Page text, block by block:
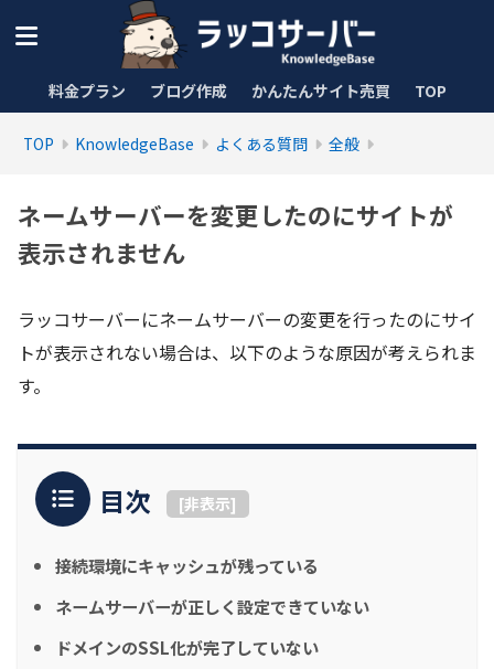
料金プラン ブログ作成 かんたんサイト売買 TOP
TOP KnowledgeBase よくある質問 全般
ネームサーバーを変更したのにサイトが
表示されません
ラッコサーバーにネームサーバーの変更を行ったのにサイ
トが表示されない場合は、以下のような原因が考えられま
す。
目次 [非表示]
接続環境にキャッシュが残っている
ネームサーバーが正しく設定できていない
ドメインのSSL化が完了していない